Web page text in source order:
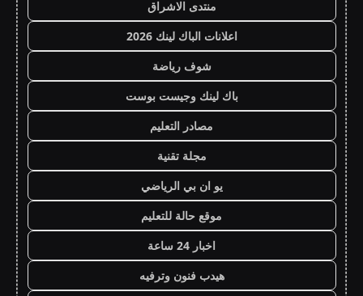
منتدى الاشراق
اعلانات الباك لينك 2026
شوف رياضة
باك لينك وجيست بوست
مصادر التعليم
مجلة تقنية
يو ان بي الرياضي
موقع حالة للتعليم
اخبار 24 ساعة
هيدب فنون وترفيه